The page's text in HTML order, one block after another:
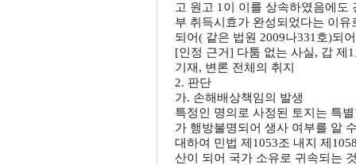
고 원고 1이 이를 상속하였음에도
부 취득시효가 완성되었다는 이
되어( 같은 법원 2009나331호)되
[인정 근거] 다툼 없는 사실, 갑 제
기재, 변론 전체의 취지
2. 판단
가. 손해배상책임의 발생
특정인 명의로 사정된 토지는 특
가 행방불명되어 생사 여부를 알
대하여 민법 제1053조 내지 제
산이 되어 국가 소유로 귀속되는